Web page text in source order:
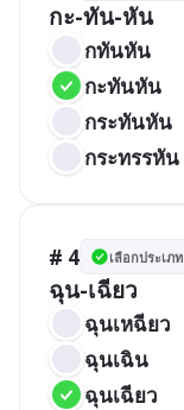
กะ-ทัน-หัน
กทันหัน
กะทันหัน
กระทันหัน
กระทรรหัน
# 4 เลือกประเภท
ฉุน-เฉียว
ฉุนเหฉียว
ฉุนเฉิน
ฉุนเฉียว